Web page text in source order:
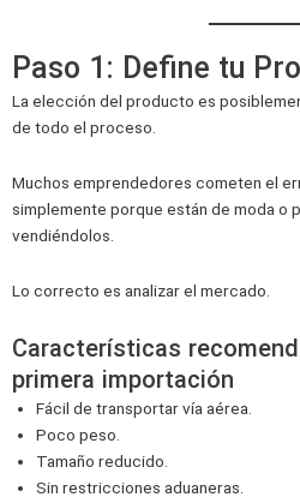
Paso 1: Define tu
La elección del producto es
de todo el proceso.
Muchos emprendedores cometen el
simplemente porque están de moda o
vendiéndolos.
Lo correcto es analizar el mercado.
Características
primera importación
Fácil de transportar vía aérea.
Poco peso.
Tamaño reducido.
Sin restricciones aduaneras.